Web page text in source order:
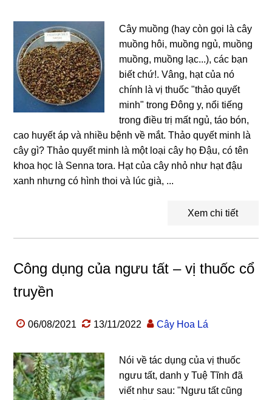
Cây muồng (hay còn gọi là cây
muồng hôi, muồng ngủ, muồng
muồng, muồng lạc...), các bạn
biết chứ!. Vâng, hạt của nó
chính là vị thuốc "thảo quyết
minh" trong Đông y, nổi tiếng
trong điều trị mất ngủ, táo bón,
cao huyết áp và nhiều bệnh về mắt. Thảo quyết minh là
cây gì? Thảo quyết minh là một loại cây họ Đậu, có tên
khoa học là Senna tora. Hạt của cây nhỏ như hạt đậu
xanh nhưng có hình thoi và lúc già, ...
Xem chi tiết
Công dụng của ngưu tất – vị thuốc cổ
truyền
06/08/2021 13/11/2022 Cây Hoa Lá
Nói về tác dụng của vị thuốc
ngưu tất, danh y Tuệ Tĩnh đã
viết như sau: "Ngưu tất cũng